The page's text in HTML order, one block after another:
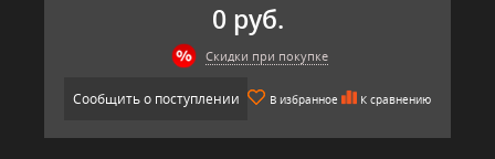
0 руб.
Скидки при покупке
Сообщить о поступлении В избранное К сравнению